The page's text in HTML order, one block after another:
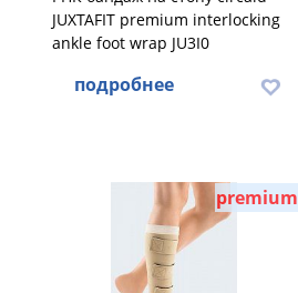
JUXTAFIT premium interlocking
ankle foot wrap JU3I0
подробнее
premium